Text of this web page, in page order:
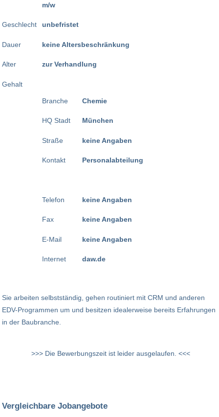
Geschlecht
Dauer
Alter
Gehalt
m/w
unbefristet
keine Altersbeschränkung
zur Verhandlung
Branche
HQ Stadt
Straße
Kontakt
Telefon
Fax
E-Mail
Internet
Chemie
München
keine Angaben
Personalabteilung
keine Angaben
keine Angaben
keine Angaben
daw.de
Sie arbeiten selbstständig, gehen routiniert mit CRM und anderen
EDV-Programmen um und besitzen idealerweise bereits Erfahrungen
in der Baubranche.
>>> Die Bewerbungszeit ist leider ausgelaufen. <<<
Vergleichbare Jobangebote